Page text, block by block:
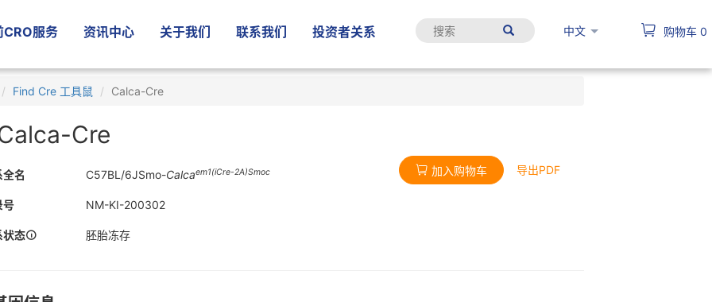
CRO服务 资讯中心 关于我们 联系我们 投资者关系 中文 购物车 0
Find Cre 工具鼠 Calca-Cre
Cre
名 C57BL/6JSmo-Calcaem1(iCre-2A)Smoc
号 NM-KI-200302
状态 胚胎冻存
加入购物车 导出PDF